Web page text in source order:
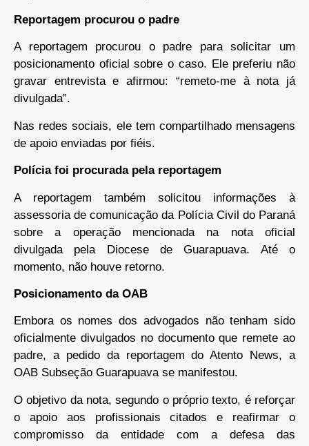
Reportagem procurou o padre
A reportagem procurou o padre para solicitar um
posicionamento oficial sobre o caso. Ele preferiu não
gravar entrevista e afirmou: “remeto-me à nota já
divulgada”.
Nas redes sociais, ele tem compartilhado mensagens
de apoio enviadas por fiéis.
Polícia foi procurada pela reportagem
A reportagem também solicitou informações à
assessoria de comunicação da Polícia Civil do Paraná
sobre a operação mencionada na nota oficial
divulgada pela Diocese de Guarapuava. Até o
momento, não houve retorno.
Posicionamento da OAB
Embora os nomes dos advogados não tenham sido
oficialmente divulgados no documento que remete ao
padre, a pedido da reportagem do Atento News, a
OAB Subseção Guarapuava se manifestou.
O objetivo da nota, segundo o próprio texto, é reforçar
o apoio aos profissionais citados e reafirmar o
compromisso da entidade com a defesa das